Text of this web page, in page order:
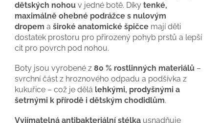
dětských nohou v jedné botě. Díky tenké,
maximálně ohebné podrážce s nulovým
dropem a široké anatomické špičce mají děti
dostatek prostoru pro přirozený pohyb prstů a lepší
cit pro povrch pod nohou.
Boty jsou vyrobené z 80 % rostlinných materiálů –
svrchní část z hroznového odpadu a podšívka z
kukuřice – což je dělá lehkými, prodyšnými a
šetrnými k přírodě i dětským chodidlům.
Vyjímatelná antibakteriální stélka usnadňuje